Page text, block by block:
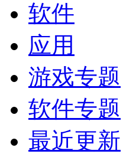
软件
应用
游戏专题
软件专题
最近更新